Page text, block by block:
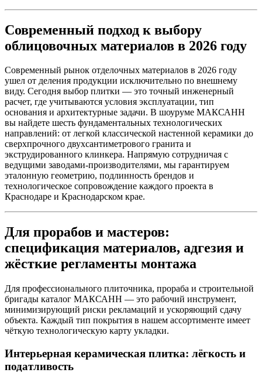
Современный подход к выбору
облицовочных материалов в 2026 году
Современный рынок отделочных материалов в 2026 году
ушел от деления продукции исключительно по внешнему
виду. Сегодня выбор плитки — это точный инженерный
расчет, где учитываются условия эксплуатации, тип
основания и архитектурные задачи. В шоуруме МАКСАНН
вы найдете шесть фундаментальных технологических
направлений: от легкой классической настенной керамики до
сверхпрочного двухсантиметрового гранита и
экструдированного клинкера. Напрямую сотрудничая с
ведущими заводами‑производителями, мы гарантируем
эталонную геометрию, подлинность брендов и
технологическое сопровождение каждого проекта в
Краснодаре и Краснодарском крае.
Для прорабов и мастеров:
спецификация материалов, адгезия и
жёсткие регламенты монтажа
Для профессионального плиточника, прораба и строительной
бригады каталог МАКСАНН — это рабочий инструмент,
минимизирующий риски рекламаций и ускоряющий сдачу
объекта. Каждый тип покрытия в нашем ассортименте имеет
чёткую технологическую карту укладки.
Интерьерная керамическая плитка: лёгкость и
податливость